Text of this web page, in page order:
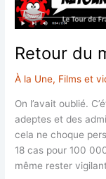
Retour du
À la Une, Films et
On l’avait oublié.
adeptes et des
cela ne choque
18 cas pour 100
même rester